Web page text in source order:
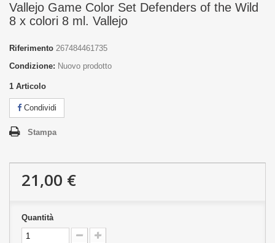
Vallejo Game Color Set Defenders of the Wild
8 x colori 8 ml. Vallejo
Riferimento 267484461735
Condizione: Nuovo prodotto
1 Articolo
Condividi
Stampa
21,00 €
Quantità